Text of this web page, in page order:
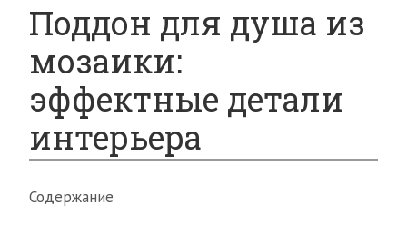
Поддон для душа из
мозаики:
эффектные детали
интерьера
Содержание